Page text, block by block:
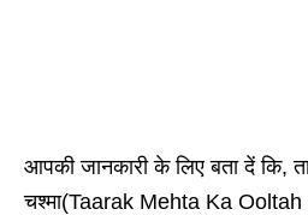
आपकी जानकारी के लिए बता दें कि,
चश्मा(Taarak Mehta Ka